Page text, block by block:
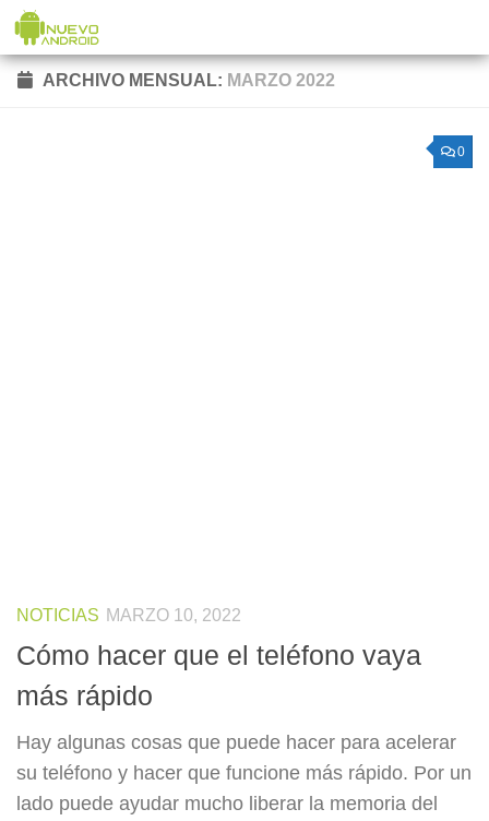
Saltar al contenido
ARCHIVO MENSUAL: MARZO 2022
0
NOTICIAS MARZO 10, 2022
Cómo hacer que el teléfono vaya
más rápido
Hay algunas cosas que puede hacer para acelerar
su teléfono y hacer que funcione más rápido. Por un
lado puede ayudar mucho liberar la memoria del